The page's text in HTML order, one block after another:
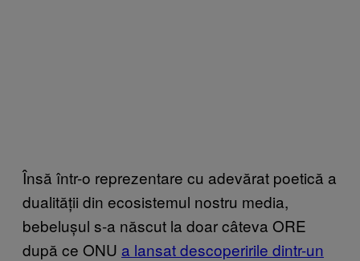
Însă într-o reprezentare cu adevărat poetică a
dualității din ecosistemul nostru media,
bebelușul s-a născut la doar câteva ORE
după ce ONU a lansat descoperirile dintr-un